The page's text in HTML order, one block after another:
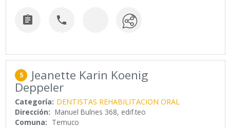
 
5 Jeanette Karin Koenig
Deppeler
Categoría: DENTISTAS REHABILITACION ORAL
Dirección: Manuel Bulnes 368, edif.teo
Comuna: Temuco